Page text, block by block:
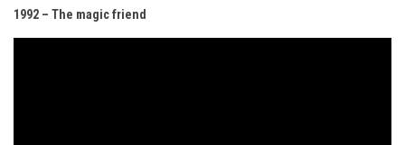
1992 – The magic friend